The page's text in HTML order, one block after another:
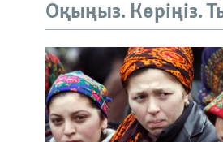
Оқыңыз. Көріңіз.